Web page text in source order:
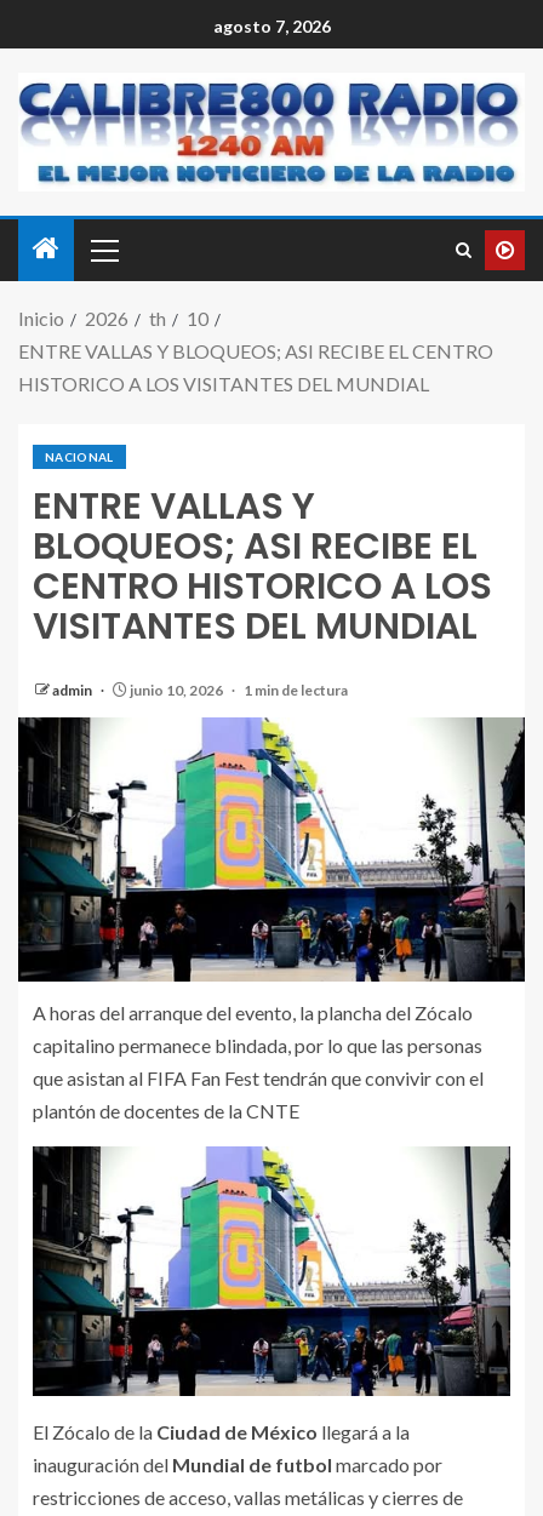
agosto 7, 2026
Inicio 2026 th
10
ENTRE VALLAS Y BLOQUEOS; ASI RECIBE EL CENTRO
HISTORICO A LOS VISITANTES DEL MUNDIAL
NACIONAL
ENTRE VALLAS Y
BLOQUEOS; ASI RECIBE EL
CENTRO HISTORICO A LOS
VISITANTES DEL MUNDIAL
admin junio 10, 2026 1 min de lectura
A horas del arranque del evento, la plancha del Zócalo
capitalino permanece blindada, por lo que las personas
que asistan al FIFA Fan Fest tendrán que convivir con el
plantón de docentes de la CNTE
El Zócalo de la Ciudad de México llegará a la
inauguración del Mundial de futbol marcado por
restricciones de acceso, vallas metálicas y cierres de